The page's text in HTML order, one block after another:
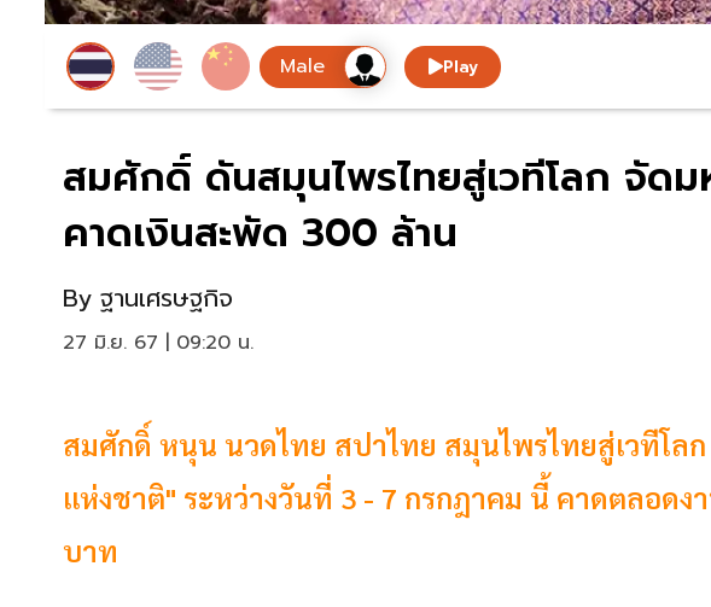
Play
สมศักดิ์ ดันสมุนไพรไทยสู่เวทีโลก จัด
คาดเงินสะพัด 300 ล้าน
By ฐานเศรษฐกิจ
27 มิ.ย. 67 | 09:20 น.
สมศักดิ์ หนุน นวดไทย สปาไทย สมุนไพรไทยสู่เวทีโล
แห่งชาติ" ระหว่างวันที่ 3 - 7 กรกฎาคม นี้ คาดตลอดง
บาท